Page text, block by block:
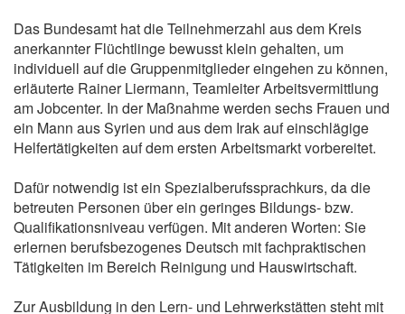
Das Bundesamt hat die Teilnehmerzahl aus dem Kreis
anerkannter Flüchtlinge bewusst klein gehalten, um
individuell auf die Gruppenmitglieder eingehen zu können,
erläuterte Rainer Liermann, Teamleiter Arbeitsvermittlung
am Jobcenter. In der Maßnahme werden sechs Frauen und
ein Mann aus Syrien und aus dem Irak auf einschlägige
Helfertätigkeiten auf dem ersten Arbeitsmarkt vorbereitet.
Dafür notwendig ist ein Spezialberufssprachkurs, da die
betreuten Personen über ein geringes Bildungs- bzw.
Qualifikationsniveau verfügen. Mit anderen Worten: Sie
erlernen berufsbezogenes Deutsch mit fachpraktischen
Tätigkeiten im Bereich Reinigung und Hauswirtschaft.
Zur Ausbildung in den Lern- und Lehrwerkstätten steht mit